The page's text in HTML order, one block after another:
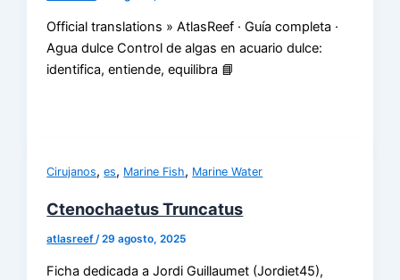
Official translations » AtlasReef · Guía completa ·
Agua dulce Control de algas en acuario dulce:
identifica, entiende, equilibra 📘
Cirujanos,es, Marine Fish, Marine Water
Ctenochaetus Truncatus
atlasreef/29 agosto, 2025
Ficha dedicada a Jordi Guillaumet (Jordiet45),